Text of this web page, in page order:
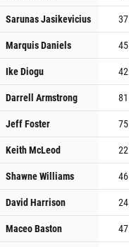
Sarunas Jasikevicius
37
Marquis Daniels
45
Ike Diogu
42
Darrell Armstrong
81
Jeff Foster
75
Keith McLeod
22
Shawne Williams
46
David Harrison
24
Maceo Baston
47